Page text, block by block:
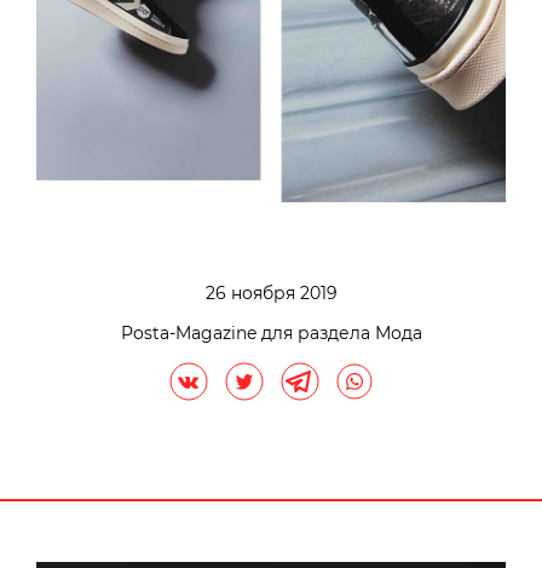
26 ноября 2019
Posta-Magazine для раздела Мода